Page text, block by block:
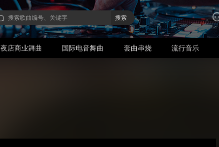
搜索
夜店商业舞曲 国际电音舞曲 套曲串烧 流行音乐